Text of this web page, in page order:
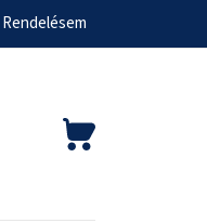
Rendelésem
KOSÁR